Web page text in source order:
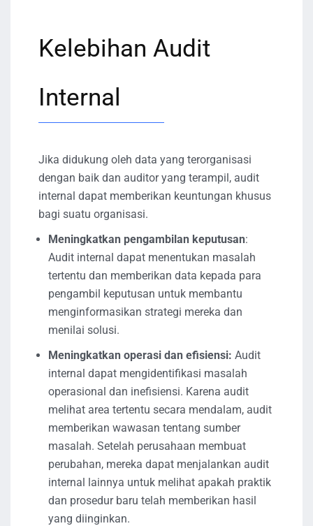
Kelebihan Audit
Internal
Jika didukung oleh data yang terorganisasi
dengan baik dan auditor yang terampil, audit
internal dapat memberikan keuntungan khusus
bagi suatu organisasi.
Meningkatkan pengambilan keputusan:
Audit internal dapat menentukan masalah
tertentu dan memberikan data kepada para
pengambil keputusan untuk membantu
menginformasikan strategi mereka dan
menilai solusi.
Meningkatkan operasi dan efisiensi: Audit
internal dapat mengidentifikasi masalah
operasional dan inefisiensi. Karena audit
melihat area tertentu secara mendalam, audit
memberikan wawasan tentang sumber
masalah. Setelah perusahaan membuat
perubahan, mereka dapat menjalankan audit
internal lainnya untuk melihat apakah praktik
dan prosedur baru telah memberikan hasil
yang diinginkan.